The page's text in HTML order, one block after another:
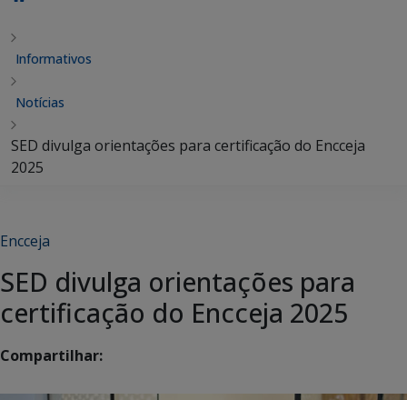
Informativos
Notícias
SED divulga orientações para certificação do Encceja
2025
Encceja
SED divulga orientações para
certificação do Encceja 2025
Compartilhar: